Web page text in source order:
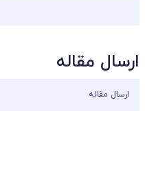
ارسال مقاله
ارسال مقاله